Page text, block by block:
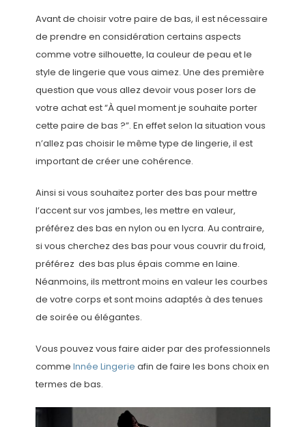
Avant de choisir votre paire de bas, il est nécessaire
de prendre en considération certains aspects
comme votre silhouette, la couleur de peau et le
style de lingerie que vous aimez. Une des première
question que vous allez devoir vous poser lors de
votre achat est “À quel moment je souhaite porter
cette paire de bas ?”. En effet selon la situation vous
n’allez pas choisir le même type de lingerie, il est
important de créer une cohérence.
Ainsi si vous souhaitez porter des bas pour mettre
l’accent sur vos jambes, les mettre en valeur,
préférez des bas en nylon ou en lycra. Au contraire,
si vous cherchez des bas pour vous couvrir du froid,
préférez des bas plus épais comme en laine.
Néanmoins, ils mettront moins en valeur les courbes
de votre corps et sont moins adaptés à des tenues
de soirée ou élégantes.
Vous pouvez vous faire aider par des professionnels
comme Innée Lingerie afin de faire les bons choix en
termes de bas.